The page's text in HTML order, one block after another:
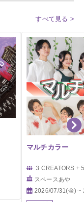
すべて見る >
マルチカラー
3 CREATORS +
スペースあや
2026/07/31(金) ~